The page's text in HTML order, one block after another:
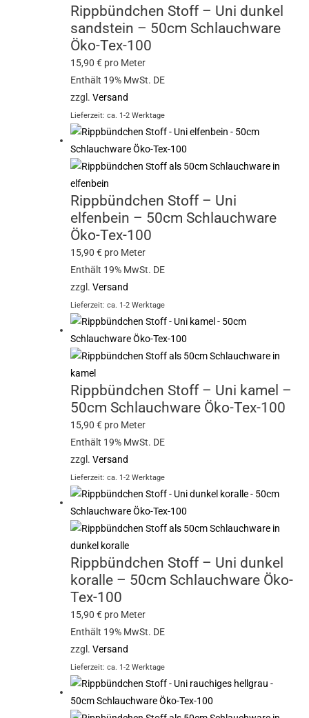
Rippbündchen Stoff – Uni dunkel
sandstein – 50cm Schlauchware
Öko-Tex-100
15,90€ pro Meter
Enthält 19% MwSt. DE
zzgl.Versand
Lieferzeit: ca. 1-2 Werktage
Rippbündchen Stoff – Uni
elfenbein – 50cm Schlauchware
Öko-Tex-100
15,90€ pro Meter
Enthält 19% MwSt. DE
zzgl.Versand
Lieferzeit: ca. 1-2 Werktage
Rippbündchen Stoff – Uni kamel –
50cm Schlauchware Öko-Tex-100
15,90€ pro Meter
Enthält 19% MwSt. DE
zzgl.Versand
Lieferzeit: ca. 1-2 Werktage
Rippbündchen Stoff – Uni dunkel
koralle – 50cm Schlauchware Öko-
Tex-100
15,90€ pro Meter
Enthält 19% MwSt. DE
zzgl.Versand
Lieferzeit: ca. 1-2 Werktage